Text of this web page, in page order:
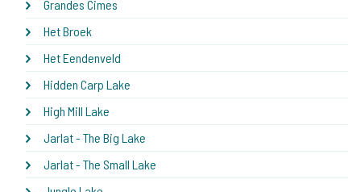
Grandes Cimes
Het Broek
Het Eendenveld
Hidden Carp Lake
High Mill Lake
Jarlat - The Big Lake
Jarlat - The Small Lake